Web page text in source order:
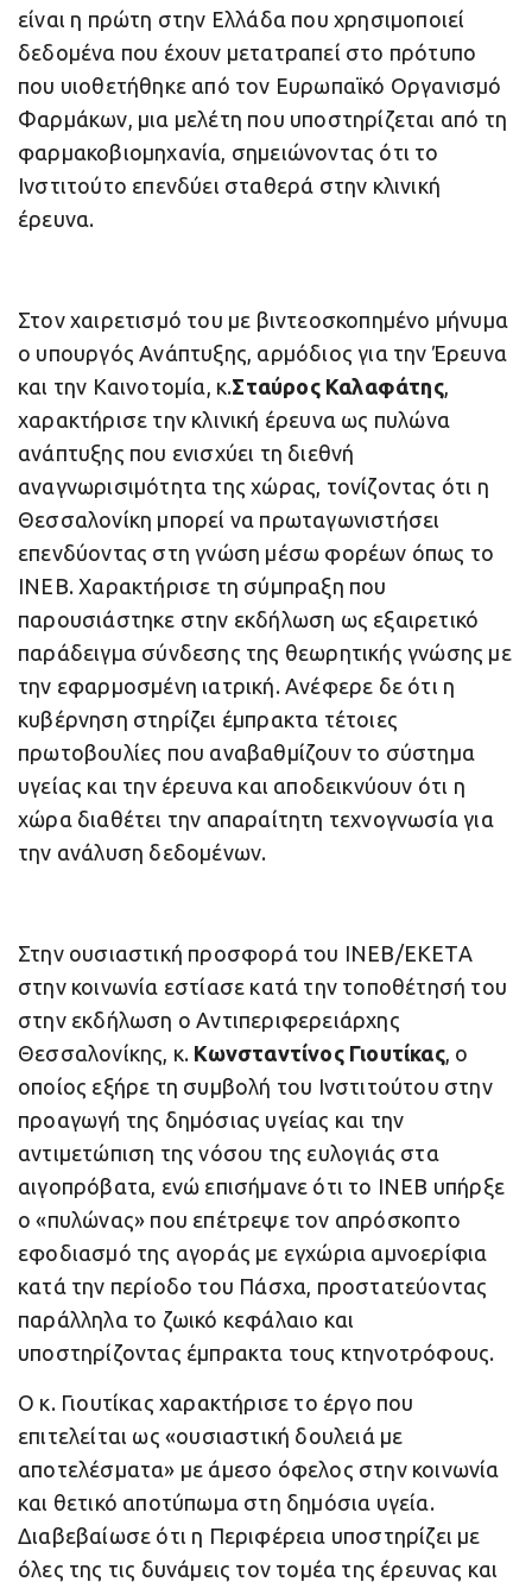
είναι η πρώτη στην Ελλάδα που χρησιμοποιεί
δεδομένα που έχουν μετατραπεί στο πρότυπο
που υιοθετήθηκε από τον Ευρωπαϊκό Οργανισμό
Φαρμάκων, μια μελέτη που υποστηρίζεται από τη
φαρμακοβιομηχανία, σημειώνοντας ότι το
Ινστιτούτο επενδύει σταθερά στην κλινική
έρευνα.
Στον χαιρετισμό του με βιντεοσκοπημένο μήνυμα
ο υπουργός Ανάπτυξης, αρμόδιος για την Έρευνα
και την Καινοτομία, κ.Σταύρος Καλαφάτης,
χαρακτήρισε την κλινική έρευνα ως πυλώνα
ανάπτυξης που ενισχύει τη διεθνή
αναγνωρισιμότητα της χώρας, τονίζοντας ότι η
Θεσσαλονίκη μπορεί να πρωταγωνιστήσει
επενδύοντας στη γνώση μέσω φορέων όπως το
ΙΝΕΒ. Χαρακτήρισε τη σύμπραξη που
παρουσιάστηκε στην εκδήλωση ως εξαιρετικό
παράδειγμα σύνδεσης της θεωρητικής γνώσης με
την εφαρμοσμένη ιατρική. Ανέφερε δε ότι η
κυβέρνηση στηρίζει έμπρακτα τέτοιες
πρωτοβουλίες που αναβαθμίζουν το σύστημα
υγείας και την έρευνα και αποδεικνύουν ότι η
χώρα διαθέτει την απαραίτητη τεχνογνωσία για
την ανάλυση δεδομένων.
Στην ουσιαστική προσφορά του ΙΝΕΒ/ΕΚΕΤΑ
στην κοινωνία εστίασε κατά την τοποθέτησή του
στην εκδήλωση ο Αντιπεριφερειάρχης
Θεσσαλονίκης, κ. Κωνσταντίνος Γιουτίκας, ο
οποίος εξήρε τη συμβολή του Ινστιτούτου στην
προαγωγή της δημόσιας υγείας και την
αντιμετώπιση της νόσου της ευλογιάς στα
αιγοπρόβατα, ενώ επισήμανε ότι το ΙΝΕΒ υπήρξε
ο «πυλώνας» που επέτρεψε τον απρόσκοπτο
εφοδιασμό της αγοράς με εγχώρια αμνοερίφια
κατά την περίοδο του Πάσχα, προστατεύοντας
παράλληλα το ζωικό κεφάλαιο και
υποστηρίζοντας έμπρακτα τους κτηνοτρόφους.
Ο κ. Γιουτίκας χαρακτήρισε το έργο που
επιτελείται ως «ουσιαστική δουλειά με
αποτελέσματα» με άμεσο όφελος στην κοινωνία
και θετικό αποτύπωμα στη δημόσια υγεία.
Διαβεβαίωσε ότι η Περιφέρεια υποστηρίζει με
όλες της τις δυνάμεις τον τομέα της έρευνας και